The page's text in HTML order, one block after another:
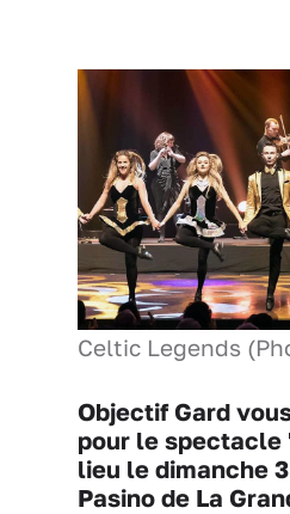
Celtic Legends
Objectif Gard
pour le spectacle
lieu le dimanche
Pasino de La